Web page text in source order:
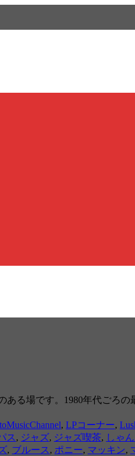
る場です。1980年代ごろ
, LPコーナー,
ス , ジャズ, ジャズ喫茶, しゃ
, ブルース , ポニー, マッキン,